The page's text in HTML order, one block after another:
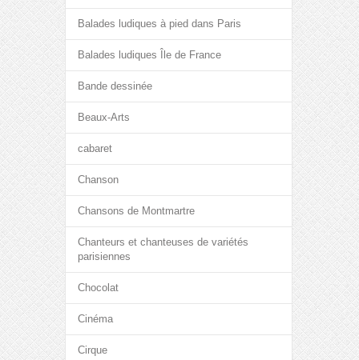
Balades ludiques à pied dans Paris
Balades ludiques Île de France
Bande dessinée
Beaux-Arts
cabaret
Chanson
Chansons de Montmartre
Chanteurs et chanteuses de variétés
parisiennes
Chocolat
Cinéma
Cirque